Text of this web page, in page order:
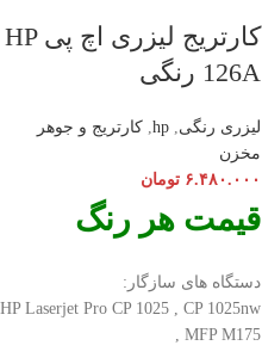
کارتریج لیزری اچ پی HP
126A رنگی
لیزری رنگی,
hp
, کارتریج و جوهر
مخزن
۶.۴۸۰.۰۰۰ تومان
قیمت هر رنگ
دستگاه های سازگار:
HP Laserjet Pro CP 1025 , CP 1025nw
, MFP M175